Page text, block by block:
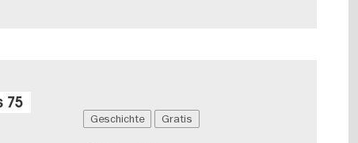
75
Geschichte Gratis